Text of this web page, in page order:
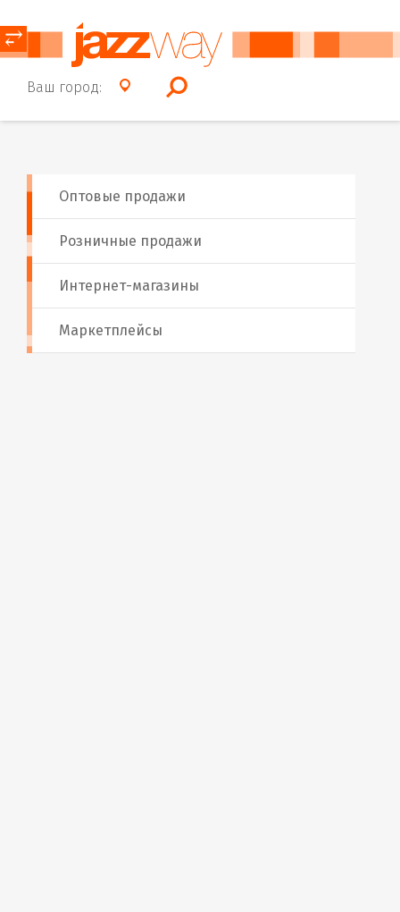
Ваш город:
⥂
Оптовые продажи
Розничные продажи
Интернет-магазины
Маркетплейсы